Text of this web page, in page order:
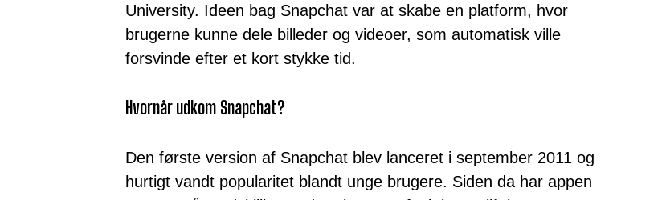
University. Ideen bag Snapchat var at skabe en platform, hvor
brugerne kunne dele billeder og videoer, som automatisk ville
forsvinde efter et kort stykke tid.
Hvornår udkom Snapchat?
Den første version af Snapchat blev lanceret i september 2011 og
hurtigt vandt popularitet blandt unge brugere. Siden da har appen